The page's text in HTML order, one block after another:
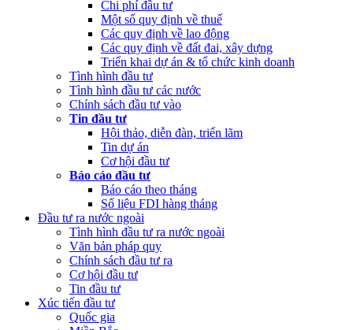
Chi phí đầu tư
Một số quy định về thuế
Các quy định về lao động
Các quy định về đất đai, xây dựng
Triển khai dự án & tổ chức kinh doanh
Tình hình đầu tư
Tình hình đầu tư các nước
Chính sách đầu tư vào
Tin đầu tư
Hội thảo, diễn đàn, triển lãm
Tin dự án
Cơ hội đầu tư
Báo cáo đầu tư
Báo cáo theo tháng
Số liệu FDI hàng tháng
Đầu tư ra nước ngoài
Tình hình đầu tư ra nước ngoài
Văn bản pháp quy
Chính sách đầu tư ra
Cơ hội đầu tư
Tin đầu tư
Xúc tiến đầu tư
Quốc gia